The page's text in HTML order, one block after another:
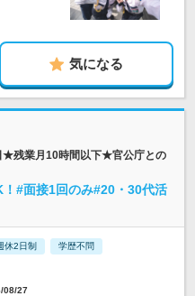
気になる
★残業月10時間以下★官公庁との
！#面接1回のみ#20・30代活
休2日制 学歴不問
08/27